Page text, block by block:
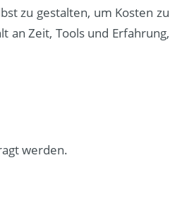
zu gestalten, um Kosten zu
an Zeit, Tools und Erfahrung,
werden.